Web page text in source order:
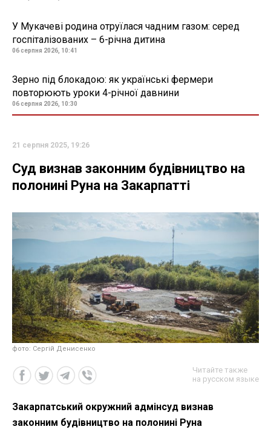
У Мукачеві родина отруїлася чадним газом: серед
госпіталізованих – 6-річна дитина
06 серпня 2026, 10:41
Зерно під блокадою: як українські фермери
повторюють уроки 4-річної давнини
06 серпня 2026, 10:30
21 серпня 2025, 19:26
Суд визнав законним будівництво на
полонині Руна на Закарпатті
фото: Сергій Денисенко
Читайте также
на русском языке
Закарпатський окружний адмінсуд визнав
законним будівництво на полонині Руна